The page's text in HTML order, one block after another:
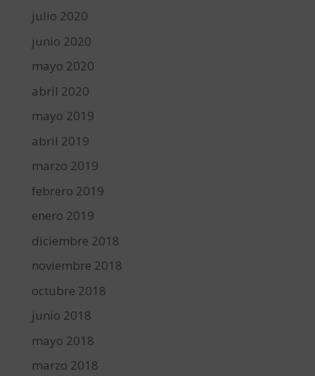
julio 2020
junio 2020
mayo 2020
abril 2020
mayo 2019
abril 2019
marzo 2019
febrero 2019
enero 2019
diciembre 2018
noviembre 2018
octubre 2018
junio 2018
mayo 2018
marzo 2018